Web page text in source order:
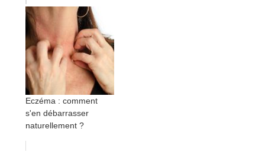
Eczéma : comment
s'en débarrasser
naturellement ?